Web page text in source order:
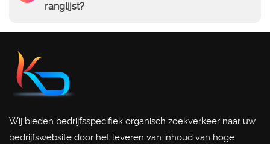
ranglijst?
Wij bieden bedrijfsspecifiek organisch zoekverkeer naar uw
bedrijfswebsite door het leveren van inhoud van hoge